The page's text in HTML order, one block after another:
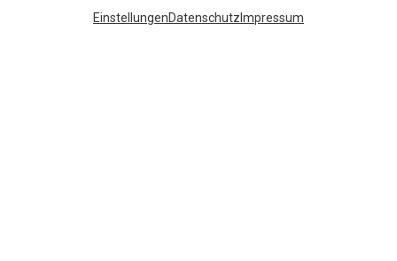
EinstellungenDatenschutz Impressum